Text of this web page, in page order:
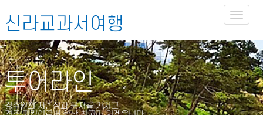
Toggle
신라교과서여행
투어라인
경주인의 자존심과 긍지를 가지고